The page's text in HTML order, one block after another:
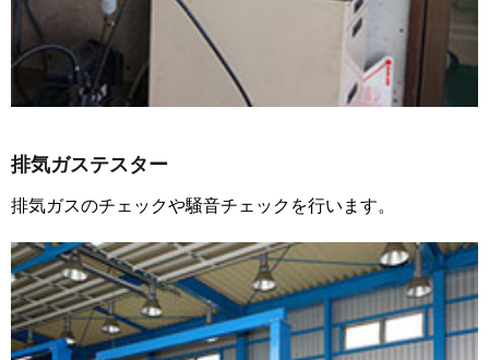
排気ガステスター
排気ガスのチェックや騒音チェックを行います。